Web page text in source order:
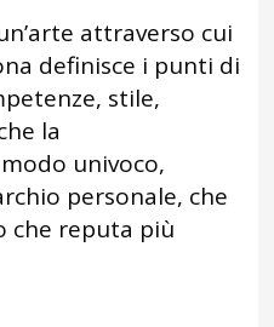
attraverso cui
definisce i punti di
stile,
la
univoco,
personale, che
che reputa più